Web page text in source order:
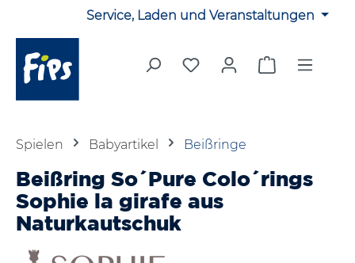
Zum Hauptinhalt springenService, Laden und Veranstaltungen
Du hast 0 Produkte auf
Warenkorb
Spielen Babyartikel Beißringe
Beißring So´Pure Colo´rings
Sophie la girafe aus
Naturkautschuk